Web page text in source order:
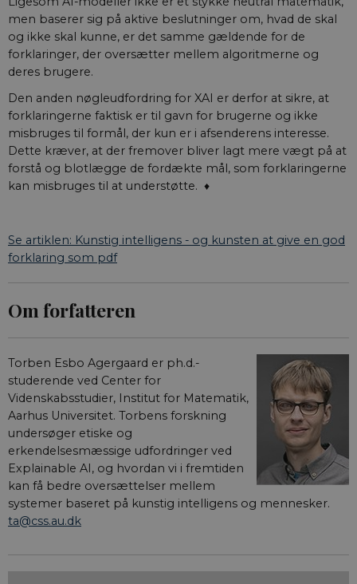
men baserer sig på aktive beslutninger om, hvad de skal
og ikke skal kunne, er det samme gældende for de
forklaringer, der oversætter mellem algoritmerne og
deres brugere.
Den anden nøgleudfordring for XAI er derfor at sikre, at
forklaringerne faktisk er til gavn for brugerne og ikke
misbruges til formål, der kun er i afsenderens interesse.
Dette kræver, at der fremover bliver lagt mere vægt på at
forstå og blotlægge de fordækte mål, som forklaringerne
kan misbruges til at understøtte. ♦
Se artiklen: Kunstig intelligens - og kunsten at give en god
forklaring som pdf
Om forfatteren
Torben Esbo Agergaard er ph.d.-
studerende ved Center for
Videnskabsstudier, Institut for Matematik,
Aarhus Universitet. Torbens forskning
undersøger etiske og
erkendelsesmæssige udfordringer ved
Explainable AI, og hvordan vi i fremtiden
kan få bedre oversættelser mellem
systemer baseret på kunstig intelligens og mennesker.
ta@css.au.dk